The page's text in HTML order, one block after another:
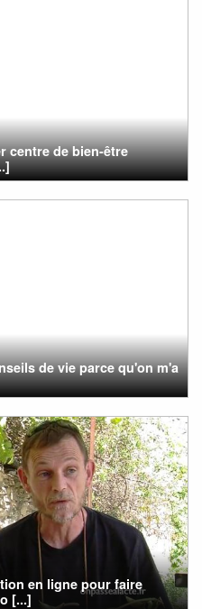
centre de bien-être
de vie parce qu'on m'a
en ligne pour faire
[...]